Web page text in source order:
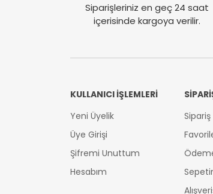
Siparişleriniz en geç 24 saat
içerisinde kargoya verilir.
KULLANICI İŞLEMLERİ
Yeni Üyelik
Üye Girişi
Şifremi Unuttum
Hesabım